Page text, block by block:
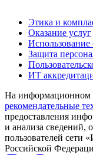
Этика и
Оказание услуг
Использование
Защита
ИТ
На информационном
рекомендательные
предоставления
и анализа сведений,
пользователей сети
Российской